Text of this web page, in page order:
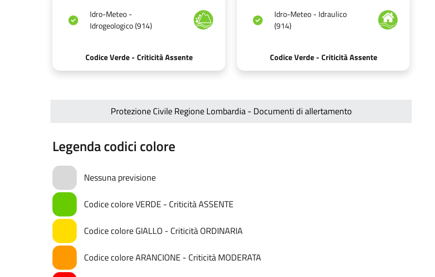
Idro-Meteo -
Idrogeologico (914)
Codice Verde - Criticità Assente
Idro-Meteo - Idraulico
(914)
Codice Verde - Criticità Assente
Protezione Civile Regione Lombardia - Documenti di allertamento
Legenda codici colore
Nessuna previsione
Codice colore VERDE - Criticità ASSENTE
Codice colore GIALLO - Criticità ORDINARIA
Codice colore ARANCIONE - Criticità MODERATA